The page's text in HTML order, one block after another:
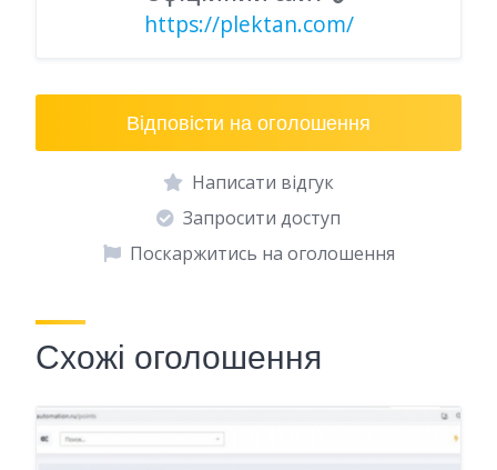
https://plektan.com/
Відповісти на оголошення
Написати відгук
Запросити доступ
Поскаржитись на оголошення
Схожі оголошення